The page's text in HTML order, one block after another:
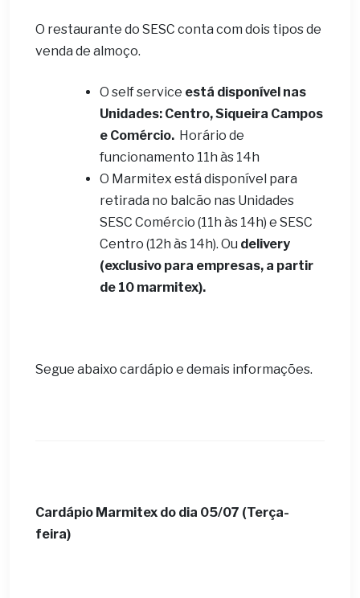
O restaurante do SESC conta com dois tipos de
venda de almoço.
O self service está disponível nas
Unidades: Centro, Siqueira Campos
e Comércio. Horário de
funcionamento 11h às 14h
O Marmitex está disponível para
retirada no balcão nas Unidades
SESC Comércio (11h às 14h) e SESC
Centro (12h às 14h). Ou delivery
(exclusivo para empresas, a partir
de 10 marmitex).
Segue abaixo cardápio e demais informações.
Cardápio Marmitex do dia 05/07 (Terça-
feira)